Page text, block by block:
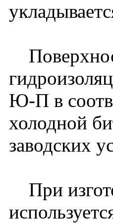
Ю-П в
холодной
заводских
При